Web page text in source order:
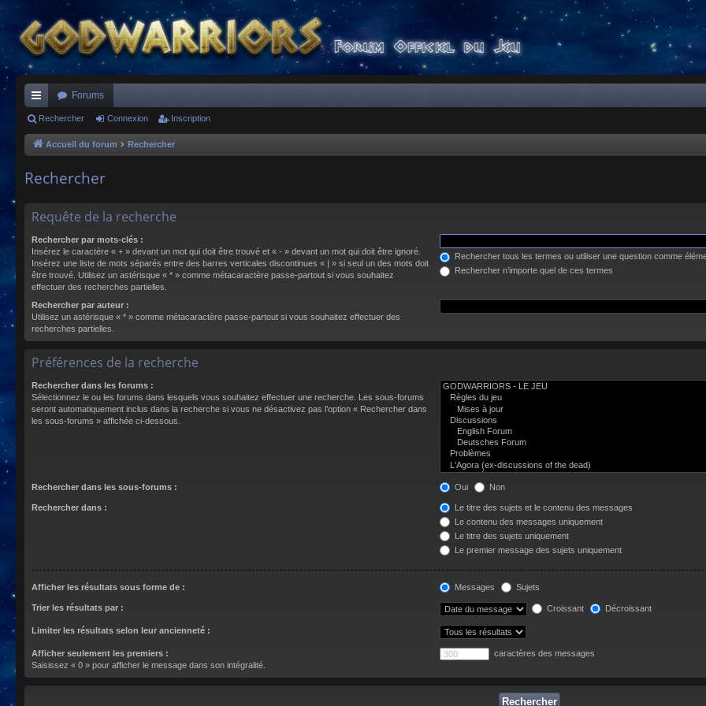
ac
co
s
Forums
Rechercher Connexion Inscription
Accueil du forum Rechercher
Rechercher
Requête de la recherche
Rechercher par mots-clés :
Insérez le caractère « + » devant un mot qui doit être trouvé et « - » devant un mot qui doit être ignoré.
Insérez une liste de mots séparés entre des barres verticales discontinues « | » si seul un des mots doit
être trouvé. Utilisez un astérisque « * » comme métacaractère passe-partout si vous souhaitez
effectuer des recherches partielles.
Rechercher tous les termes ou utiliser une question comme
Rechercher n’importe quel de ces termes
Rechercher par auteur :
Utilisez un astérisque « * » comme métacaractère passe-partout si vous souhaitez effectuer des
recherches partielles.
Préférences de la recherche
Rechercher dans les forums :
Sélectionnez le ou les forums dans lesquels vous souhaitez effectuer une recherche. Les sous-forums
seront automatiquement inclus dans la recherche si vous ne désactivez pas l’option « Rechercher dans
les sous-forums » affichée ci-dessous.
Rechercher dans les sous-forums : Oui Non
Rechercher dans :
Le titre des sujets et le contenu des messages
Le contenu des messages uniquement
Le titre des sujets uniquement
Le premier message des sujets uniquement
Afficher les résultats sous forme de : Messages Sujets
Trier les résultats par : Croissant Décroissant
Limiter les résultats selon leur ancienneté :
Afficher seulement les premiers :
Saisissez « 0 » pour afficher le message dans son intégralité.
caractères des messages